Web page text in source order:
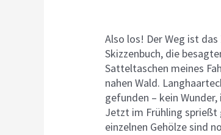
Also los! Der Weg ist
Skizzenbuch, die
Satteltaschen meines
nahen Wald.
gefunden – kein
Jetzt im Frühling sprießt
einzelnen Gehölze sind